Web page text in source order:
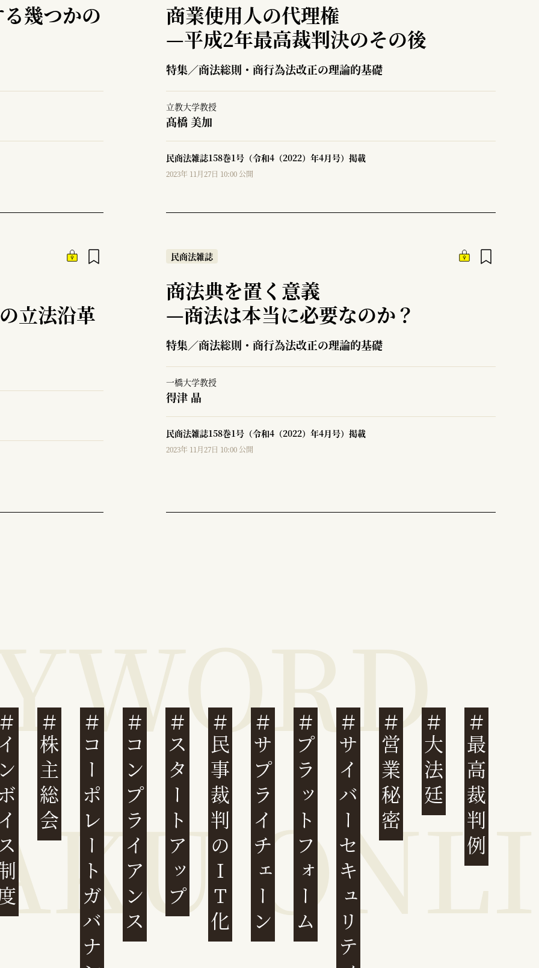
幾つかの
商業使用人の代理権
—平成2年最高裁判決のその後
特集／商法総則・商行為法改正の理論的基礎
立教大学教授
髙橋 美加
民商法雑誌158巻1号（令和4（2022）年4月号）掲載
2023年 11月27日 10:00 公開
立法沿革
民商法雑誌
商法典を置く意義
—商法は本当に必要なのか？
特集／商法総則・商行為法改正の理論的基礎
一橋大学教授
得津 晶
民商法雑誌158巻1号（令和4（2022）年4月号）掲載
2023年 11月27日 10:00 公開
制度 株主総会 コーポレートガバナンスコンプライアンススタートアップ民事裁判のIT化サプライチェーンプラットフォームサイバーセキュリティ 営業秘密 大法廷 最高裁判例